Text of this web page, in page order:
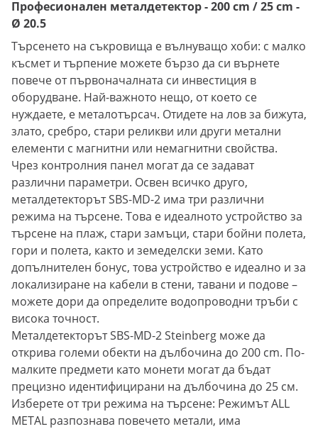
Професионален металдетектор - 200 cm / 25 cm -
Ø 20.5
Търсенето на съкровища е вълнуващо хоби: с малко
късмет и търпение можете бързо да си върнете
повече от първоначалната си инвестиция в
оборудване. Най-важното нещо, от което се
нуждаете, е металотърсач. Отидете на лов за бижута,
злато, сребро, стари реликви или други метални
елементи с магнитни или немагнитни свойства.
Чрез контролния панел могат да се задават
различни параметри. Освен всичко друго,
металдетекторът SBS-MD-2 има три различни
режима на търсене. Това е идеалното устройство за
търсене на плаж, стари замъци, стари бойни полета,
гори и полета, както и земеделски земи. Като
допълнителен бонус, това устройство е идеално и за
локализиране на кабели в стени, тавани и подове –
можете дори да определите водопроводни тръби с
висока точност.
Металдетекторът SBS-MD-2 Steinberg може да
открива големи обекти на дълбочина до 200 cm. По-
малките предмети като монети могат да бъдат
прецизно идентифицирани на дълбочина до 25 см.
Изберете от три режима на търсене: Режимът ALL
METAL разпознава повечето метали, има